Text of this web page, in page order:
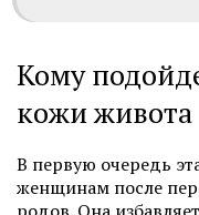
Кому
кожи живота
В первую очередь
женщинам после